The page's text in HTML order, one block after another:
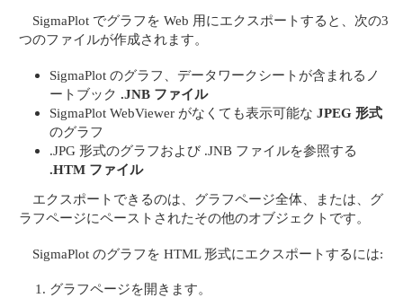
SigmaPlot でグラフを Web 用にエクスポートすると、次の3
つのファイルが作成されます。
SigmaPlot のグラフ、データワークシートが含まれるノ
ートブック .JNB ファイル
SigmaPlot WebViewer がなくても表示可能な JPEG 形式
のグラフ
.JPG 形式のグラフおよび .JNB ファイルを参照する
.HTM ファイル
エクスポートできるのは、グラフページ全体、または、グ
ラフページにペーストされたその他のオブジェクトです。
SigmaPlot のグラフを HTML 形式にエクスポートするには:
グラフページを開きます。